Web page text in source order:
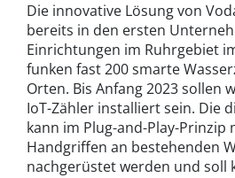
Die innovative Lösung von
bereits in den ersten
Einrichtungen im Ruhrgebiet
funken fast 200 smarte
Orten. Bis Anfang 2023 sollen
IoT-Zähler installiert sein. Die
kann im Plug-and-Play-Prinzip
Handgriffen an bestehenden
nachgerüstet werden und soll